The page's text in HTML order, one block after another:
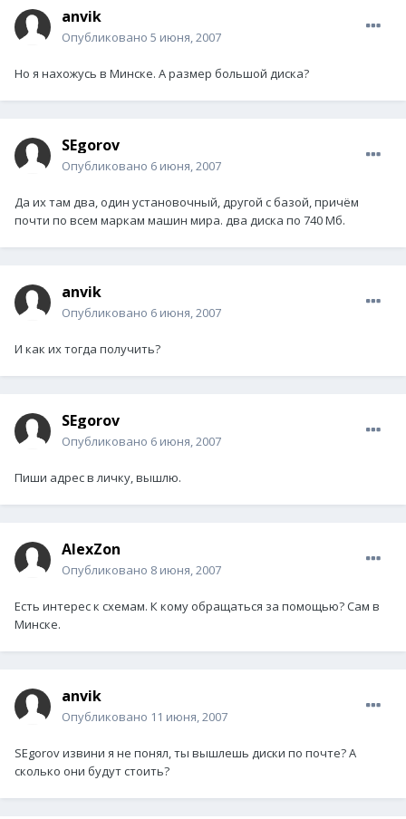
anvik
Опубликовано 5 июня, 2007
Но я нахожусь в Минске. А размер большой диска?
SEgorov
Опубликовано 6 июня, 2007
Да их там два, один установочный, другой с базой, причём
почти по всем маркам машин мира. два диска по 740 Мб.
anvik
Опубликовано 6 июня, 2007
И как их тогда получить?
SEgorov
Опубликовано 6 июня, 2007
Пиши адрес в личку, вышлю.
AlexZon
Опубликовано 8 июня, 2007
Есть интерес к схемам. К кому обращаться за помощью? Сам в
Минске.
anvik
Опубликовано 11 июня, 2007
SEgorov извини я не понял, ты вышлешь диски по почте? А
сколько они будут стоить?